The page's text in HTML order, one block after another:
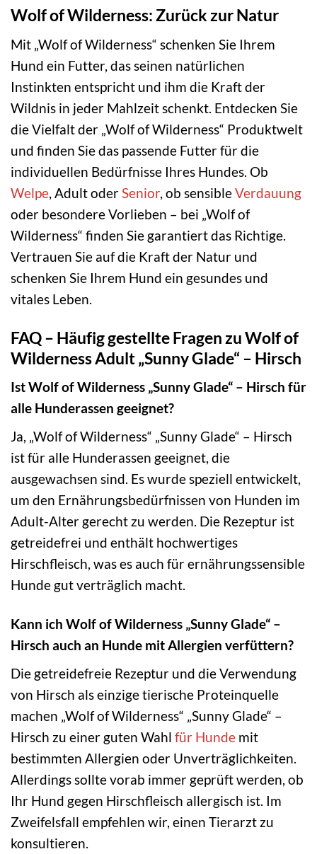
Wolf of Wilderness: Zurück zur Natur
Mit „Wolf of Wilderness“ schenken Sie Ihrem
Hund ein Futter, das seinen natürlichen
Instinkten entspricht und ihm die Kraft der
Wildnis in jeder Mahlzeit schenkt. Entdecken Sie
die Vielfalt der „Wolf of Wilderness“ Produktwelt
und finden Sie das passende Futter für die
individuellen Bedürfnisse Ihres Hundes. Ob
Welpe, Adult oderSenior, ob sensibleVerdauung
oder besondere Vorlieben – bei „Wolf of
Wilderness“ finden Sie garantiert das Richtige.
Vertrauen Sie auf die Kraft der Natur und
schenken Sie Ihrem Hund ein gesundes und
vitales Leben.
FAQ – Häufig gestellte Fragen zu Wolf of
Wilderness Adult „Sunny Glade“ – Hirsch
Ist Wolf of Wilderness „Sunny Glade“ – Hirsch für
alle Hunderassen geeignet?
Ja, „Wolf of Wilderness“ „Sunny Glade“ – Hirsch
ist für alle Hunderassen geeignet, die
ausgewachsen sind. Es wurde speziell entwickelt,
um den Ernährungsbedürfnissen von Hunden im
Adult-Alter gerecht zu werden. Die Rezeptur ist
getreidefrei und enthält hochwertiges
Hirschfleisch, was es auch für ernährungssensible
Hunde gut verträglich macht.
Kann ich Wolf of Wilderness „Sunny Glade“ –
Hirsch auch an Hunde mit Allergien verfüttern?
Die getreidefreie Rezeptur und die Verwendung
von Hirsch als einzige tierische Proteinquelle
machen „Wolf of Wilderness“ „Sunny Glade“ –
Hirsch zu einer guten Wahl für Hunde mit
bestimmten Allergien oder Unverträglichkeiten.
Allerdings sollte vorab immer geprüft werden, ob
Ihr Hund gegen Hirschfleisch allergisch ist. Im
Zweifelsfall empfehlen wir, einen Tierarzt zu
konsultieren.